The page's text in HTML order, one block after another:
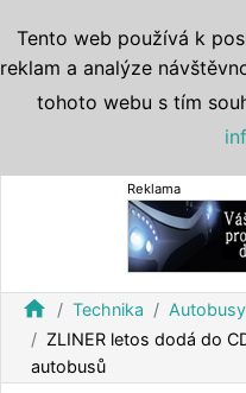
Reklama
home Technika
Autobusy
ZLINER letos dodá do
autobusů
Tento web používá k
reklam a analýze
tohoto webu s tím